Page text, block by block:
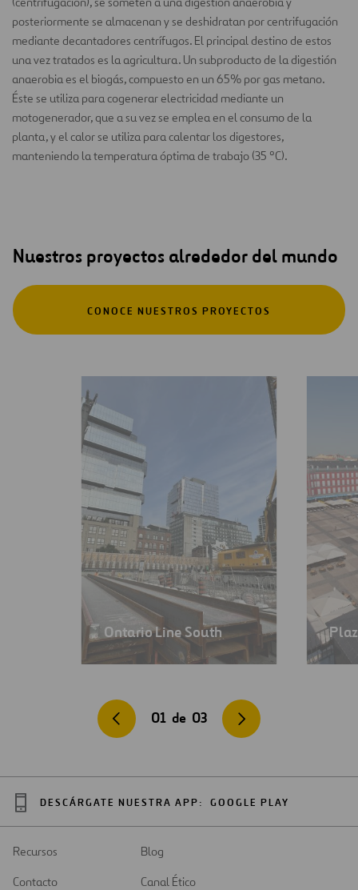
posteriormente se almacenan y se deshidratan por centrifugación
mediante decantadores centrífugos. El principal destino de estos
una vez tratados es la agricultura. Un subproducto de la digestión
anaerobia es el biogás, compuesto en un 65% por gas metano.
Éste se utiliza para cogenerar electricidad mediante un
motogenerador, que a su vez se emplea en el consumo de la
planta, y el calor se utiliza para calentar los digestores,
manteniendo la temperatura óptima de trabajo (35 ºC).
Nuestros proyectos alrededor del mundo
CONOCE NUESTROS PROYECTOS
Ontario Line South
01 de 03
DESCÁRGATE NUESTRA APP: GOOGLE PLAY
Recursos
Blog
Contacto
Canal Ético